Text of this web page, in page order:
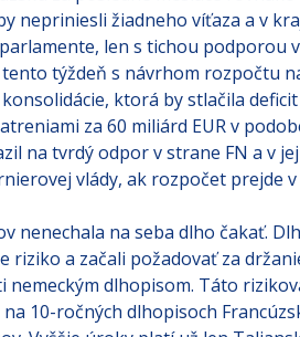
za posledné mesiace
nepriniesli žiadneho víťaza a v
len s tichou podporou
týždeň s návrhom rozpočtu
ktorá by stlačila
za 60 miliárd EUR v
na tvrdý odpor v strane FN a v
nenechala na seba dlho čakať.
riziko a začali požadovať za
dlhopisom. Táto